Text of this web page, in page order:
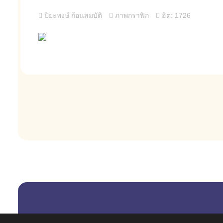
ปิยะพงษ์ ก้อนสมบัติ ภาพกราฟิก ฮิต: 1726